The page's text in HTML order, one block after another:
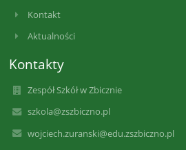
Kontakt
Aktualności
Kontakty
Zespół Szkół w Zbicznie
szkola@zszbiczno.pl
wojciech.zuranski@edu.zszbiczno.pl